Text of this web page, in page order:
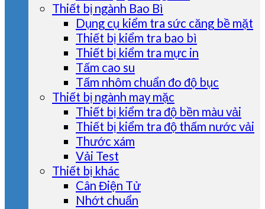
Thiết bị ngành Bao Bì
Dụng cụ kiểm tra sức căng bề mặt
Thiết bị kiểm tra bao bì
Thiết bị kiểm tra mực in
Tấm cao su
Tấm nhôm chuẩn đo độ bục
Thiết bị ngành may mặc
Thiết bị kiểm tra độ bền màu vải
Thiết bị kiểm tra độ thấm nước vải
Thước xám
Vải Test
Thiết bị khác
Cân Điện Tử
Nhớt chuẩn